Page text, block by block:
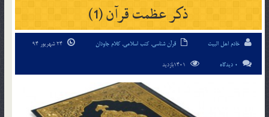
ذکر عظمت قرآن (1)
خادم اهل البیت قرآن شناسی,کتب اسلامی,کلام جاودان
0 دیدگاه